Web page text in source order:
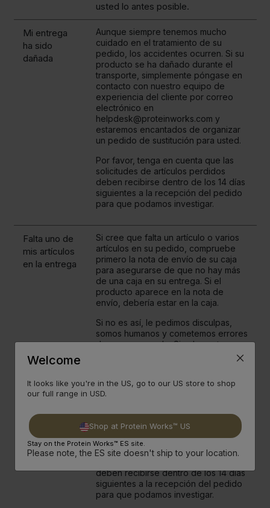
usted lo antes posible.
Mi entrega
ha sido
dañada
Aunque siempre tenemos mucho
cuidado en el tratamiento de su
pedido, los accidentes ocurren. Si su
producto se ha dañado durante el
transporte, simplemente póngase en
contacto con nuestro equipo de
experiencia del cliente por correo
electrónico en
helpdesk@proteinworks.com y
estaremos encantados de organizar
un pedido de sustitución para usted.
Por favor, tenga en cuenta que las
solicitudes de artículos perdidos
deben recibirse dentro de los 14 días
siguientes a la recepción del pedido
para que podamos investigar.
Falta uno de
mis artículos
en la entrega
Si cree que falta un artículo o varios
artículos en su pedido, compruebe
primero la nota de envío de su caja
para asegurarse de que no hay más
de una caja en su entrega. Si el
producto aparece en la nota de
envío, debería estar en la caja.
Si no es así, le pedimos disculpas,
somos humanos y cometemos errores
de vez en cuando. Simplemente
helpdesk@theproteinworks.com con
los detalles de tu pedido y te
artículos que faltan en un servicio de
entrega prioritaria al día siguiente.
Por favor, tenga en cuenta que las
deben recibirse dentro de los 14 días
siguientes a la recepción del pedido
para que podamos investigar.
Welcome
It looks like you're in the US, go to our US store to shop
our full range in USD.
Shop at Protein Works™ US
Stay on the Protein Works™ ES site.
Please note, the ES site doesn't ship to your location.